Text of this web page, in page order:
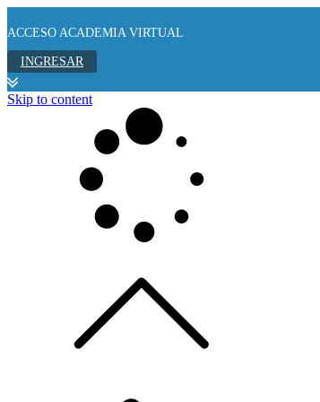
ACCESO ACADEMIA VIRTUAL
INGRESAR
Skip to content